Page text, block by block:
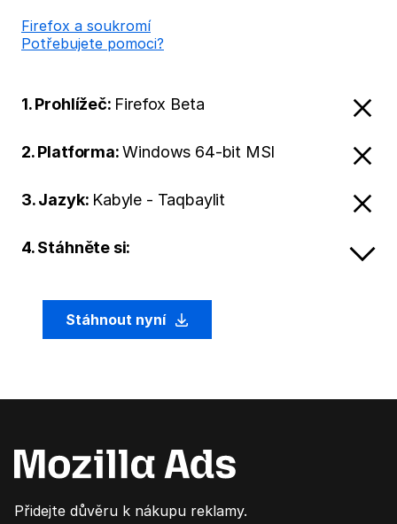
Firefox a soukromí
Potřebujete pomoci?
1. Prohlížeč: Firefox Beta
2. Platforma:Windows 64-bit MSI
3. Jazyk: Kabyle - Taqbaylit
4. Stáhněte si:
Stáhnout nyní
Přidejte důvěru k nákupu reklamy.